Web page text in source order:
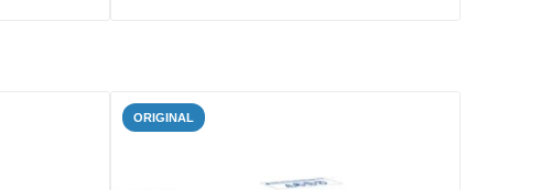
ORIGINAL